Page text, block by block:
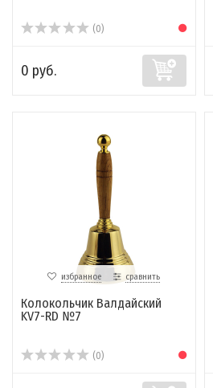
(0)
0 руб.
избранное сравнить
Колокольчик Валдайский
KV7-RD №7
(0)